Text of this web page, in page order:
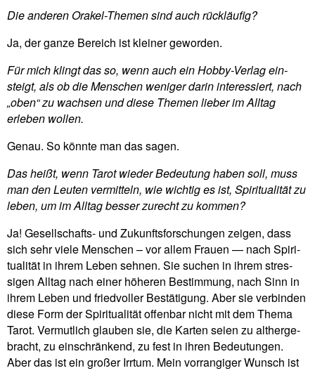
Die anderen Orakel-Themen sind auch rückläufig?
Ja, der ganze Bereich ist kleiner geworden.
Für mich klingt das so, wenn auch ein Hobby-Verlag ein­
steigt, als ob die Men­schen weniger darin inter­es­siert, nach
„oben“ zu wachsen und diese Themen lieber im Alltag
erleben wollen.
Genau. So könnte man das sagen.
Das heißt, wenn Tarot wieder Bedeu­tung haben soll, muss
man den Leuten ver­mit­teln, wie wichtig es ist, Spi­ri­tua­lität zu
leben, um im Alltag besser zurecht zu kommen?
Ja! Gesell­schafts- und Zukunfts­for­schungen zeigen, dass
sich sehr viele Men­schen – vor allem Frauen — nach Spi­ri­
tua­lität in ihrem Leben sehnen. Sie suchen in ihrem stres­
sigen Alltag nach einer höheren Bestim­mung, nach Sinn in
ihrem Leben und fried­voller Bestä­ti­gung. Aber sie ver­binden
diese Form der Spi­ri­tua­lität offenbar nicht mit dem Thema
Tarot. Ver­mut­lich glauben sie, die Karten seien zu alt­her­ge­
bracht, zu ein­schrän­kend, zu fest in ihren Bedeu­tungen.
Aber das ist ein großer Irrtum. Mein vor­ran­giger Wunsch ist